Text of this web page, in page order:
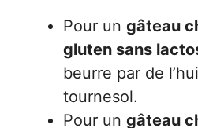
Pour un gâteau
gluten sans
beurre par de
tournesol.
Pour un gâteau